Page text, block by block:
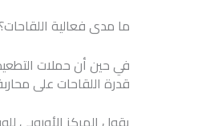
ما مدى فعالية
في حين أن حملات
قدرة اللقاحات على